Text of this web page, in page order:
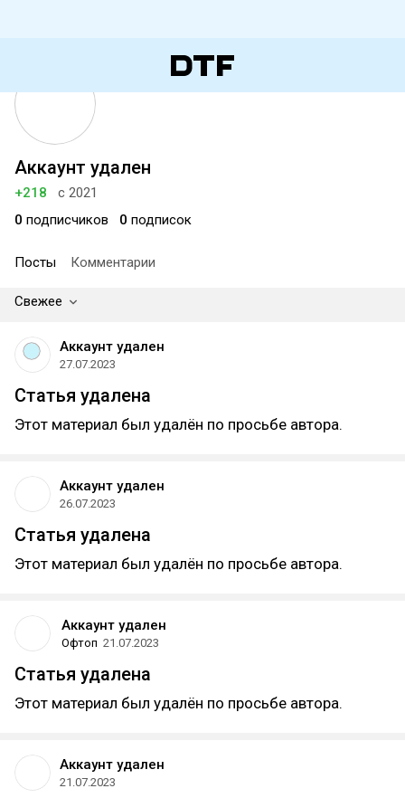
Аккаунт удален
+218
с 2021
0 подписчиков 0 подписок
Посты Комментарии
Свежее
Аккаунт удален
27.07.2023
Статья удалена
Этот материал был удалён по просьбе автора.
Аккаунт удален
26.07.2023
Статья удалена
Этот материал был удалён по просьбе автора.
Аккаунт удален
Офтоп 21.07.2023
Статья удалена
Этот материал был удалён по просьбе автора.
Аккаунт удален
21.07.2023